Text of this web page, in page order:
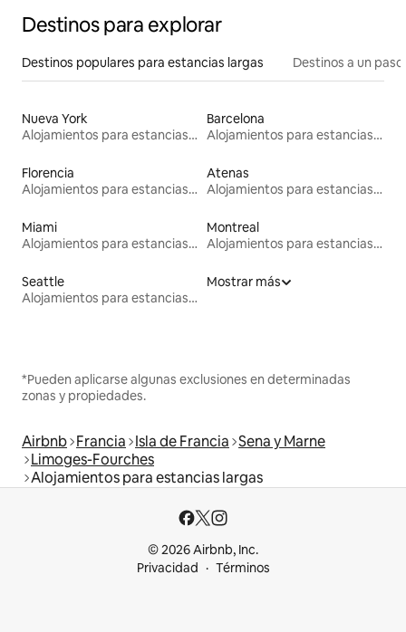
Destinos para explorar
Destinos populares para estancias largas Destinos a un
Nueva York
Alojamientos para estancias largas
Barcelona
Alojamientos para estancias largas
Florencia
Alojamientos para estancias largas
Atenas
Alojamientos para estancias largas
Miami
Alojamientos para estancias largas
Montreal
Alojamientos para estancias largas
Seattle
Alojamientos para estancias largas
Mostrar más
*Pueden aplicarse algunas exclusiones en determinadas
zonas y propiedades.
Airbnb Francia Isla de Francia Sena y Marne
Limoges-Fourches
Alojamientos para estancias largas
© 2026 Airbnb, Inc.
Privacidad
Términos